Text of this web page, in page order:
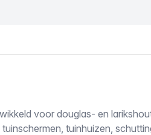
voor douglas- en
tuinhuizen,